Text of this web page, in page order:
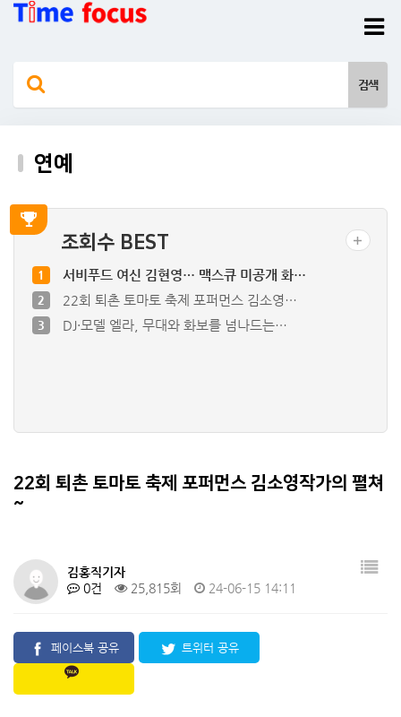
연예
조회수 BEST
1 서비푸드 여신 김현영… 맥스큐 미공개 화…
2 22회 퇴촌 토마토 축제 포퍼먼스 김소영…
3 DJ·모델 엘라, 무대와 화보를 넘나드는…
22회 퇴촌 토마토 축제 포퍼먼스 김소영작가의 펼쳐
~
김홍직기자
0건
25,815회 24-06-15 14:11
페이스북 공유 트위터 공유